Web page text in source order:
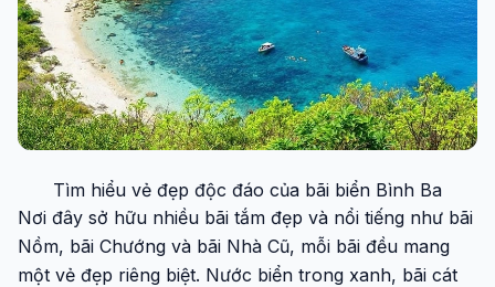
Tìm hiểu vẻ đẹp độc đáo của bãi biển Bình Ba
Nơi đây sở hữu nhiều bãi tắm đẹp và nổi tiếng như bãi
Nồm, bãi Chướng và bãi Nhà Cũ, mỗi bãi đều mang
một vẻ đẹp riêng biệt. Nước biển trong xanh, bãi cát